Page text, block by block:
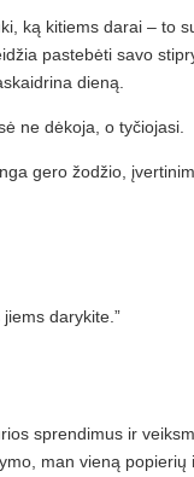
ką kitiems darai – to
pastebėti savo
dieną.
ne dėkoja, o tyčiojasi.
gero žodžio,
darykite.”
sprendimus ir
man vieną popierių